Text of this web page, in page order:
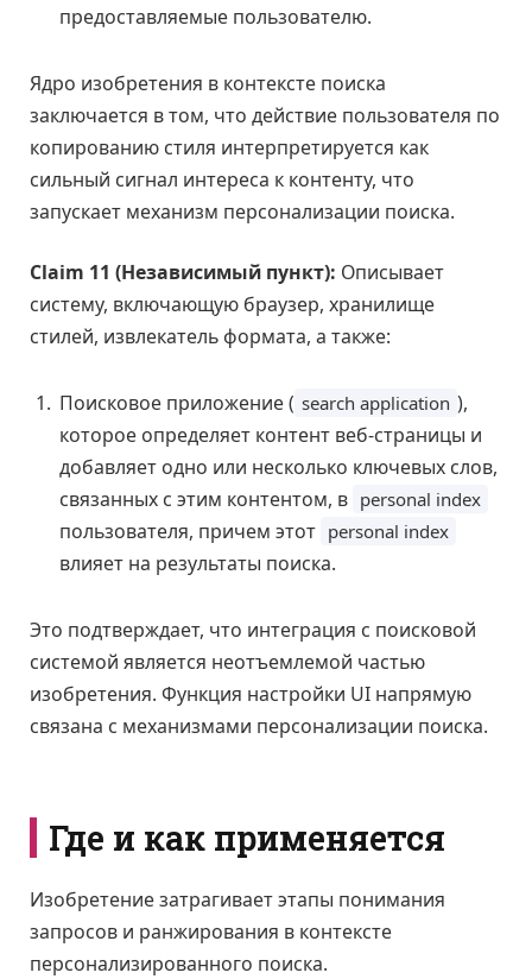
предоставляемые пользователю.
Ядро изобретения в контексте поиска
заключается в том, что действие пользователя по
копированию стиля интерпретируется как
сильный сигнал интереса к контенту, что
запускает механизм персонализации поиска.
Claim 11 (Независимый пункт): Описывает
систему, включающую браузер, хранилище
стилей, извлекатель формата, а также:
Поисковое приложение ( search application ),
которое определяет контент веб-страницы и
добавляет одно или несколько ключевых слов,
связанных с этим контентом, в personal index
пользователя, причем этот personal index
влияет на результаты поиска.
Это подтверждает, что интеграция с поисковой
системой является неотъемлемой частью
изобретения. Функция настройки UI напрямую
связана с механизмами персонализации поиска.
Где и как применяется
Изобретение затрагивает этапы понимания
запросов и ранжирования в контексте
персонализированного поиска.